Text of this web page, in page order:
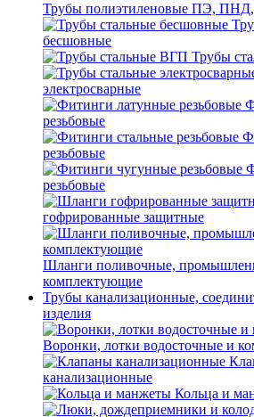
Трубы полиэтиленовые ПЭ,
бесшовные
Трубы
электросварные
резьбовые
резьбовые
резьбовые
гофрированные защитные
Шланги поливочные,
комплектующие
Трубы канализационные,
изделия
Воронки, лотки водосточные и
канализационные
Кольца и